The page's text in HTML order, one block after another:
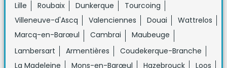
Lille Roubaix Dunkerque
Tourcoing
Villeneuve-d'Ascq
Valenciennes Douai
Wattrelos
Marcq-en-Barœul
Cambrai
Maubeuge
Lambersart
Armentières
Coudekerque-Branche
La Madeleine
Mons-en-Barœul Hazebrouck
Loos